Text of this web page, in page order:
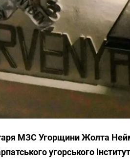
МЗС Угорщини Жолта
угорського